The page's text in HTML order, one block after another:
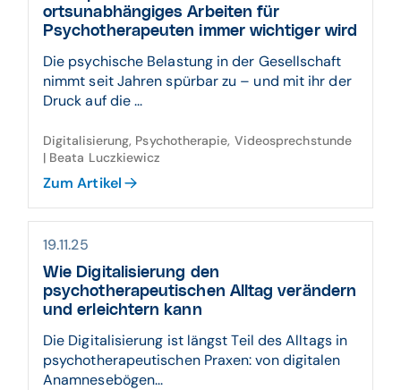
ortsunabhängiges Arbeiten für
Psychotherapeuten immer wichtiger wird
Die psychische Belastung in der Gesellschaft
nimmt seit Jahren spürbar zu – und mit ihr der
Druck auf die ...
Digitalisierung, Psychotherapie, Videosprechstunde
| Beata Luczkiewicz
Zum Artikel
19.11.25
Wie Digitalisierung den
psychotherapeutischen Alltag verändern
und erleichtern kann
Die Digitalisierung ist längst Teil des Alltags in
psychotherapeutischen Praxen: von digitalen
Anamnesebögen...